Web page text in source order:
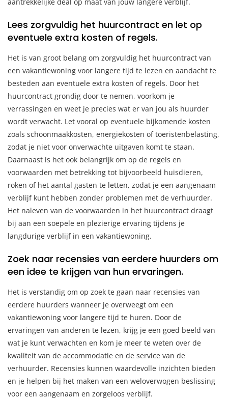
Lees zorgvuldig het huurcontract en let op
eventuele extra kosten of regels.
Het is van groot belang om zorgvuldig het huurcontract van
een vakantiewoning voor langere tijd te lezen en aandacht te
besteden aan eventuele extra kosten of regels. Door het
huurcontract grondig door te nemen, voorkom je
verrassingen en weet je precies wat er van jou als huurder
wordt verwacht. Let vooral op eventuele bijkomende kosten
zoals schoonmaakkosten, energiekosten of toeristenbelasting,
zodat je niet voor onverwachte uitgaven komt te staan.
Daarnaast is het ook belangrijk om op de regels en
voorwaarden met betrekking tot bijvoorbeeld huisdieren,
roken of het aantal gasten te letten, zodat je een aangenaam
verblijf kunt hebben zonder problemen met de verhuurder.
Het naleven van de voorwaarden in het huurcontract draagt
bij aan een soepele en plezierige ervaring tijdens je
langdurige verblijf in een vakantiewoning.
Zoek naar recensies van eerdere huurders om
een idee te krijgen van hun ervaringen.
Het is verstandig om op zoek te gaan naar recensies van
eerdere huurders wanneer je overweegt om een
vakantiewoning voor langere tijd te huren. Door de
ervaringen van anderen te lezen, krijg je een goed beeld van
wat je kunt verwachten en kom je meer te weten over de
kwaliteit van de accommodatie en de service van de
verhuurder. Recensies kunnen waardevolle inzichten bieden
en je helpen bij het maken van een weloverwogen beslissing
voor een aangenaam en zorgeloos verblijf.